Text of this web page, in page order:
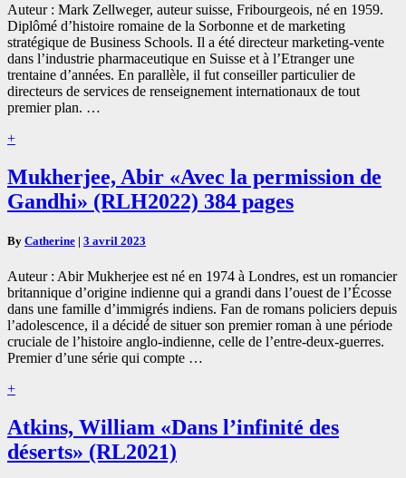
Salève
04»
(2023)
294
pages
Auteur : Mark Zellweger, auteur suisse, Fribourgeois, né en 1959.
Diplômé d’histoire romaine de la Sorbonne et de marketing
stratégique de Business Schools. Il a été directeur marketing-vente
dans l’industrie pharmaceutique en Suisse et à l’Etranger une
trentaine d’années. En parallèle, il fut conseiller particulier de
directeurs de services de renseignement internationaux de tout
premier plan. …
+Read
Mukherjee,
Abir
«Avec
permission
Gandhi»
(RLH2022)
384
pages
Mukherjee, Abir «Avec la permission de
Gandhi» (RLH2022) 384 pages
By Catherine | 3 avril 2023
Auteur : Abir Mukherjee est né en 1974 à Londres, est un romancier
britannique d’origine indienne qui a grandi dans l’ouest de l’Écosse
dans une famille d’immigrés indiens. Fan de romans policiers depuis
l’adolescence, il a décidé́ de situer son premier roman à une période
cruciale de l’histoire anglo-indienne, celle de l’entre-deux-guerres.
Premier d’une série qui compte …
+Read
Atkins,
William
«Dans
Atkins, William «Dans l’infinité des
déserts» (RL2021)